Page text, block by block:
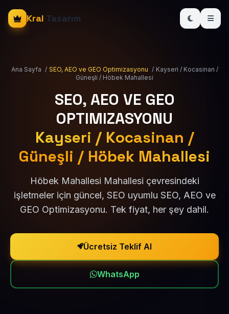
Kral Tasarım
Ana Sayfa / SEO, AEO ve GEO Optimizasyonu / Kayseri / Kocasinan /
Güneşli / Höbek Mahallesi
SEO, AEO VE GEO
OPTIMIZASYONU
Kayseri / Kocasinan /
Güneşli / Höbek Mahallesi
Höbek Mahallesi Mahallesi çevresindeki
işletmeler için güncel, SEO uyumlu SEO, AEO ve
GEO Optimizasyonu. Tek fiyat, her şey dahil.
Ücretsiz Teklif Al
WhatsApp